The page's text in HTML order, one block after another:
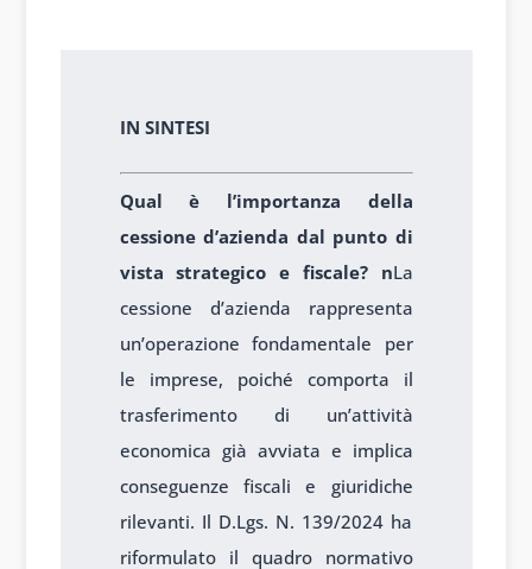
IN SINTESI
Qual è l’importanza della
cessione d’azienda dal punto di
vista strategico e fiscale? nLa
cessione d’azienda rappresenta
un’operazione fondamentale per
le imprese, poiché comporta il
trasferimento di un’attività
economica già avviata e implica
conseguenze fiscali e giuridiche
rilevanti. Il D.Lgs. N. 139/2024 ha
riformulato il quadro normativo